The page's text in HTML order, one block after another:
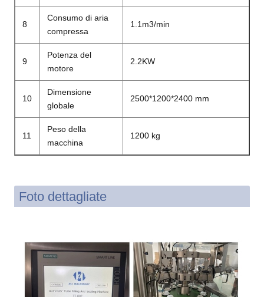
8
Consumo di aria
compressa
1.1m3/min
9
Potenza del
motore
2.2KW
10
Dimensione
globale
2500*1200*2400 mm
11
Peso della
macchina
1200 kg
Foto dettagliate